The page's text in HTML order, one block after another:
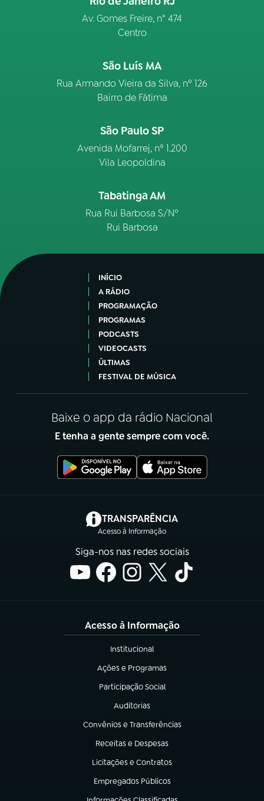
Av. Gomes Freire, n° 474
Centro
São Luís MA
Rua Armando Vieira da Silva, nº 126
Bairro de Fátima
São Paulo SP
Avenida Mofarrej, nº 1.200
Vila Leopoldina
Tabatinga AM
Rua Rui Barbosa S/Nº
Rui Barbosa
INÍCIO
A RÁDIO
PROGRAMAÇÃO
PROGRAMAS
PODCASTS
VIDEOCASTS
ÚLTIMAS
FESTIVAL DE MÚSICA
Baixe o app da rádio Nacional
E tenha a gente sempre com você.
TRANSPARÊNCIA
Acesso à Informação
(abre em nova aba)
Siga-nos nas redes sociais
Acesso à Informação
Institucional
(abre em nova aba)
Ações e Programas
(abre em nova aba)
Participação Social
(abre em nova aba)
Auditorias
(abre em nova aba)
Convênios e Transferências
(abre em nova aba)
Receitas e Despesas
(abre em nova aba)
Licitações e Contratos
(abre em nova aba)
Empregados Públicos
(abre em nova aba)